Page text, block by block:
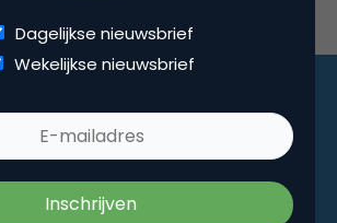
Dagelijkse nieuwsbrief
Wekelijkse nieuwsbrief
Elke dag vers. Mis niks!
Dagelijkse nieuwsbrief